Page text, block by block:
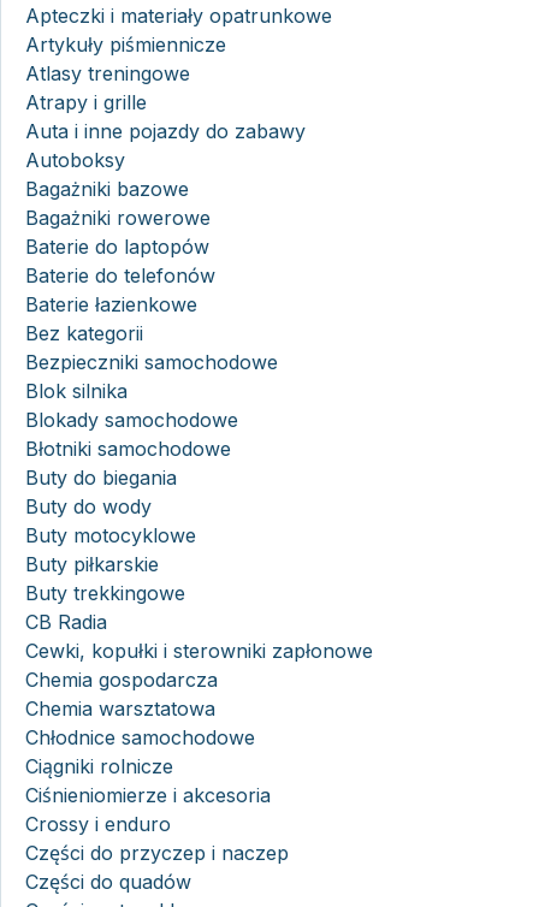
Apteczki i materiały opatrunkowe
Artykuły piśmiennicze
Atlasy treningowe
Atrapy i grille
Auta i inne pojazdy do zabawy
Autoboksy
Bagażniki bazowe
Bagażniki rowerowe
Baterie do laptopów
Baterie do telefonów
Baterie łazienkowe
Bez kategorii
Bezpieczniki samochodowe
Blok silnika
Blokady samochodowe
Błotniki samochodowe
Buty do biegania
Buty do wody
Buty motocyklowe
Buty piłkarskie
Buty trekkingowe
CB Radia
Cewki, kopułki i sterowniki zapłonowe
Chemia gospodarcza
Chemia warsztatowa
Chłodnice samochodowe
Ciągniki rolnicze
Ciśnieniomierze i akcesoria
Crossy i enduro
Części do przyczep i naczep
Części do quadów